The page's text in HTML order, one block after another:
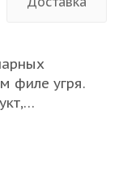
филе угря.